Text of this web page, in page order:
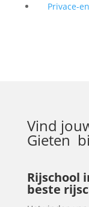
Privace-
Vind
Gieten
Rijschool
beste